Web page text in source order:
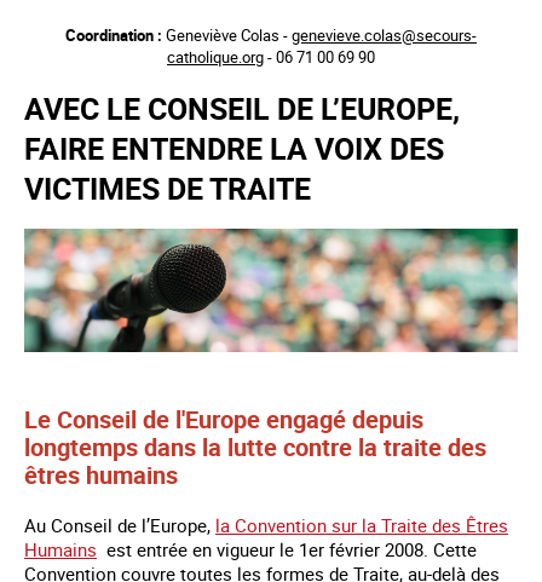
principal
Coordination : Geneviève Colas -genevieve.colas@secours-
catholique.org- 06 71 00 69 90
AVEC LE CONSEIL DE L’EUROPE,
FAIRE ENTENDRE LA VOIX DES
VICTIMES DE TRAITE
Le Conseil de l'Europe engagé depuis
longtemps dans la lutte contre la traite des
êtres humains
Au Conseil de l’Europe, la Convention sur la Traite des Êtres
Humains est entrée en vigueur le 1er février 2008. Cette
Convention couvre toutes les formes de Traite, au-delà des